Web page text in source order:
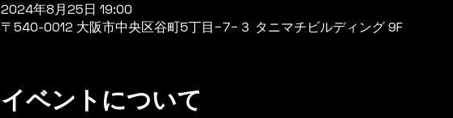
2024年8月25日 19:00
〒540-0012 大阪市中央区谷町5丁目−7−３ タニマチビルディング 9F
イベントについて